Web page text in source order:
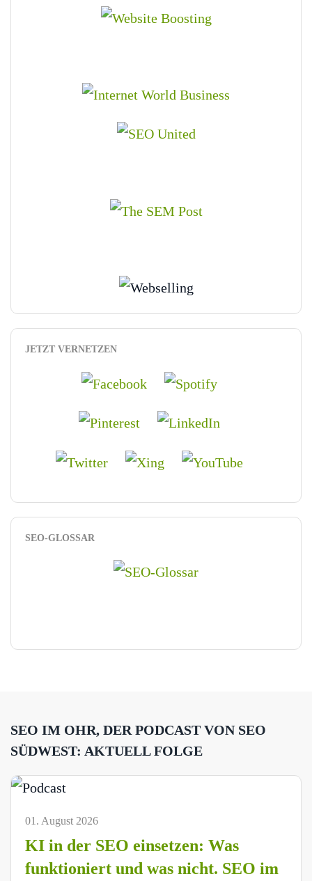
JETZT VERNETZEN
SEO-GLOSSAR
SEO IM OHR, DER PODCAST VON SEO
SÜDWEST: AKTUELL FOLGE
01. August 2026
KI in der SEO einsetzen: Was
funktioniert und was nicht. SEO im